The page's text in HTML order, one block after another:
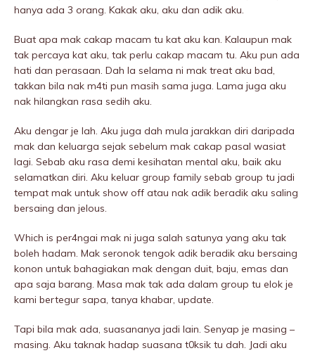
hanya ada 3 orang. Kakak aku, aku dan adik aku.
Buat apa mak cakap macam tu kat aku kan. Kalaupun mak
tak percaya kat aku, tak perlu cakap macam tu. Aku pun ada
hati dan perasaan. Dah la selama ni mak treat aku bad,
takkan bila nak m4ti pun masih sama juga. Lama juga aku
nak hilangkan rasa sedih aku.
Aku dengar je lah. Aku juga dah mula jarakkan diri daripada
mak dan keluarga sejak sebelum mak cakap pasal wasiat
lagi. Sebab aku rasa demi kesihatan mentaI aku, baik aku
selamatkan diri. Aku keluar group family sebab group tu jadi
tempat mak untuk show off atau nak adik beradik aku saling
bersaing dan jelous.
Which is per4ngai mak ni juga salah satunya yang aku tak
boleh hadam. Mak seronok tengok adik beradik aku bersaing
konon untuk bahagiakan mak dengan duit, baju, emas dan
apa saja barang. Masa mak tak ada dalam group tu elok je
kami bertegur sapa, tanya khabar, update.
Tapi bila mak ada, suasananya jadi lain. Senyap je masing –
masing. Aku taknak hadap suasana t0ksik tu dah. Jadi aku